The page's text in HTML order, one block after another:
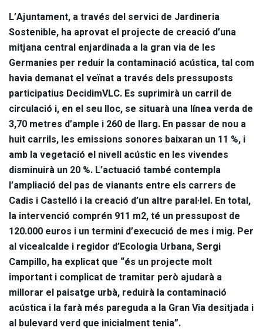
L’Ajuntament, a través del servici de Jardineria
Sostenible, ha aprovat el projecte de creació d’una
mitjana central enjardinada a la gran via de les
Germanies per reduir la contaminació acústica, tal com
havia demanat el veïnat a través dels pressuposts
participatius DecidimVLC. Es suprimirà un carril de
circulació i, en el seu lloc, se situarà una línea verda de
3,70 metres d’ample i 260 de llarg. En passar de nou a
huit carrils, les emissions sonores baixaran un 11 %, i
amb la vegetació el nivell acústic en les vivendes
disminuirà un 20 %. L’actuació també contempla
l’ampliació del pas de vianants entre els carrers de
Cadis i Castelló i la creació d’un altre paral·lel. En total,
la intervenció comprén 911 m2, té un pressupost de
120.000 euros i un termini d’execució de mes i mig. Per
al vicealcalde i regidor d’Ecologia Urbana, Sergi
Campillo, ha explicat que “és un projecte molt
important i complicat de tramitar però ajudarà a
millorar el paisatge urbà, reduirà la contaminació
acústica i la farà més pareguda a la Gran Via desitjada i
al bulevard verd que inicialment tenia”.